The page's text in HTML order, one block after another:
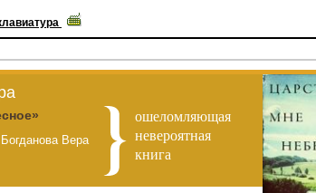
Богданова Вера
ошеломляющая
невероятная
книга